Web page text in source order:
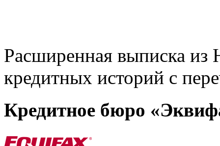
Расширенная выписка из
кредитных историй с
Кредитное бюро